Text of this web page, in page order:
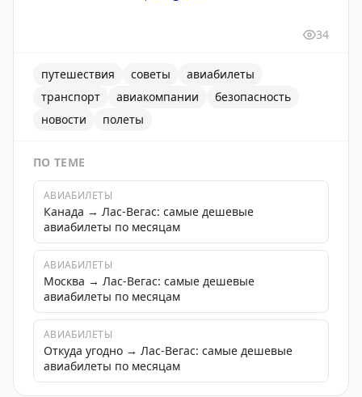
34
путешествия советы
авиабилеты
транспорт
авиакомпании
безопасность
новости
полеты
ПО ТЕМЕ
АВИАБИЛЕТЫ
Канада → Лас-Вегас: самые дешевые
авиабилеты по месяцам
АВИАБИЛЕТЫ
Москва → Лас-Вегас: самые дешевые
авиабилеты по месяцам
АВИАБИЛЕТЫ
Откуда угодно → Лас-Вегас: самые дешевые
авиабилеты по месяцам